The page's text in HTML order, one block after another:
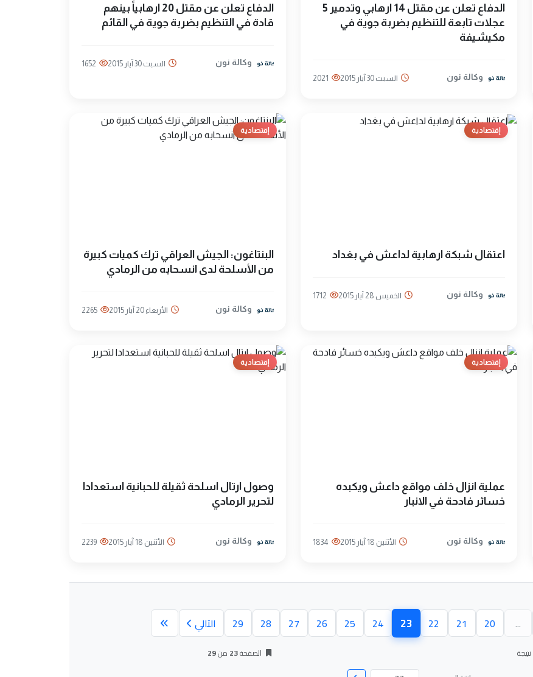
الدفاع تعلن عن مقتل 14 ارهابي وتدمير 5
عجلات تابعة للتنظيم بضربة جوية في
مكيشيفة
وكالة نون السبت 30 آيار 2015 2021
الدفاع تعلن عن مقتل 20 ارهابياً بينهم
قادة في التنظيم بضربة جوية في القائم
وكالة نون السبت 30 آيار 2015 1652
إقتصادية
اعتقال شبكة ارهابية لداعش في بغداد
وكالة نون الخميس 28 آيار 2015 1712
إقتصادية
البنتاغون: الجيش العراقي ترك كميات كبيرة
من الأسلحة لدى انسحابه من الرمادي
وكالة نون الأربعاء 20 آيار 2015 2265
إقتصادية
عملية انزال خلف مواقع داعش ويكبده
خسائر فادحة في الانبار
وكالة نون الأثنين 18 آيار 2015 1834
إقتصادية
وصول ارتال اسلحة ثقيلة للحبانية استعدادا
لتحرير الرمادي
وكالة نون الأثنين 18 آيار 2015 2239
...
20
21
22
23(الصفحة الحالية)
24
25
26
27
28
29 التالي
نتيجة الصفحة23 من29